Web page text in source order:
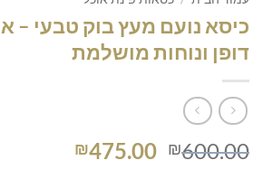
כיסא נועם מעץ בוק טבעי –
דופן ונוחות מושלמת
₪600.00
המחיר ₪475.00